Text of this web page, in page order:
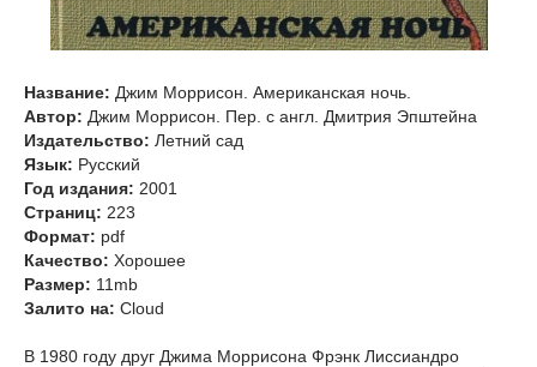
Название: Джим Моррисон. Американская ночь.
Автор: Джим Моррисон. Пер. с англ. Дмитрия Эпштейна
Издательство: Летний сад
Язык: Русский
Год издания: 2001
Страниц: 223
Формат: pdf
Качество: Хорошее
Размер: 11mb
Залито на: Cloud
В 1980 году друг Джима Моррисона Фрэнк Лиссиандро